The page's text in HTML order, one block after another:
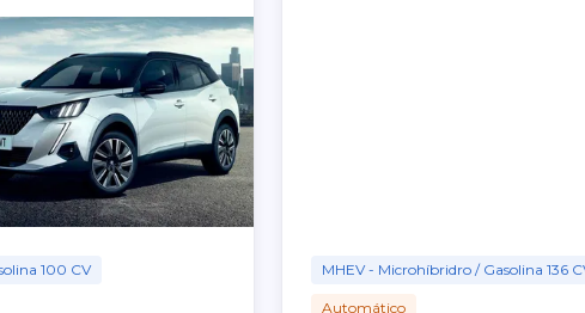
100 CV MHEV - Microhíbridro / Gasolina 136
Automático